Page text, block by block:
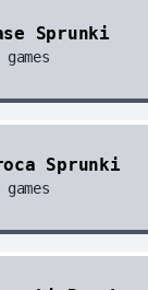
Sprunki
games
Sprunki
games